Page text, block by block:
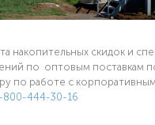
накопительных скидок и
по оптовым поставкам
по работе с
800-444-30-16